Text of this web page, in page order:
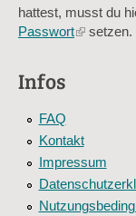
hattest, musst du
Passwort(linksetzen.
Infos
FAQ
Kontakt
Impressum